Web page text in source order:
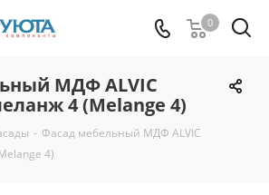
0
МДФ ALVIC
4 (Melange 4)
- Фасад мебельный МДФ ALVIC
4)